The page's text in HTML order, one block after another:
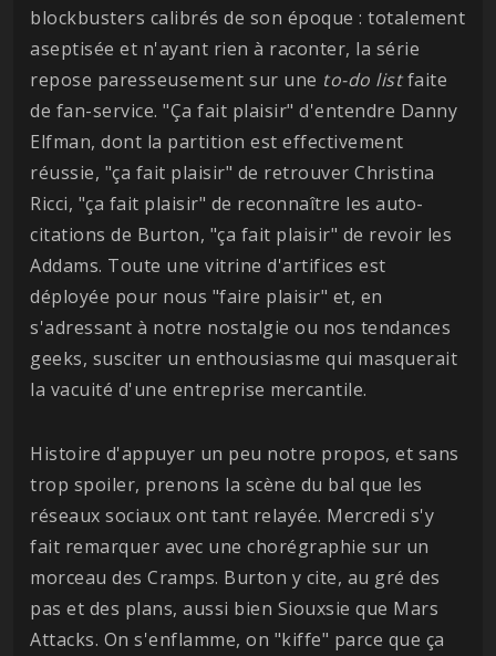
blockbusters calibrés de son époque : totalement
aseptisée et n'ayant rien à raconter, la série
repose paresseusement sur une to-do listfaite
de fan-service. "Ça fait plaisir" d'entendre Danny
Elfman, dont la partition est effectivement
réussie, "ça fait plaisir" de retrouver Christina
Ricci, "ça fait plaisir" de reconnaître les auto-
citations de Burton, "ça fait plaisir" de revoir les
Addams. Toute une vitrine d'artifices est
déployée pour nous "faire plaisir" et, en
s'adressant à notre nostalgie ou nos tendances
geeks, susciter un enthousiasme qui masquerait
la vacuité d'une entreprise mercantile.
Histoire d'appuyer un peu notre propos, et sans
trop spoiler, prenons la scène du bal que les
réseaux sociaux ont tant relayée. Mercredi s'y
fait remarquer avec une chorégraphie sur un
morceau des Cramps. Burton y cite, au gré des
pas et des plans, aussi bien Siouxsie que Mars
Attacks. On s'enflamme, on "kiffe" parce que ça